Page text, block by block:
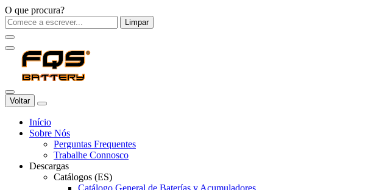
O que procura?
Limpar
Voltar
Início
Sobre Nós
Perguntas Frequentes
Trabalhe Connosco
Descargas
Catálogos (ES)
Catálogo General de Baterías y Acumuladores